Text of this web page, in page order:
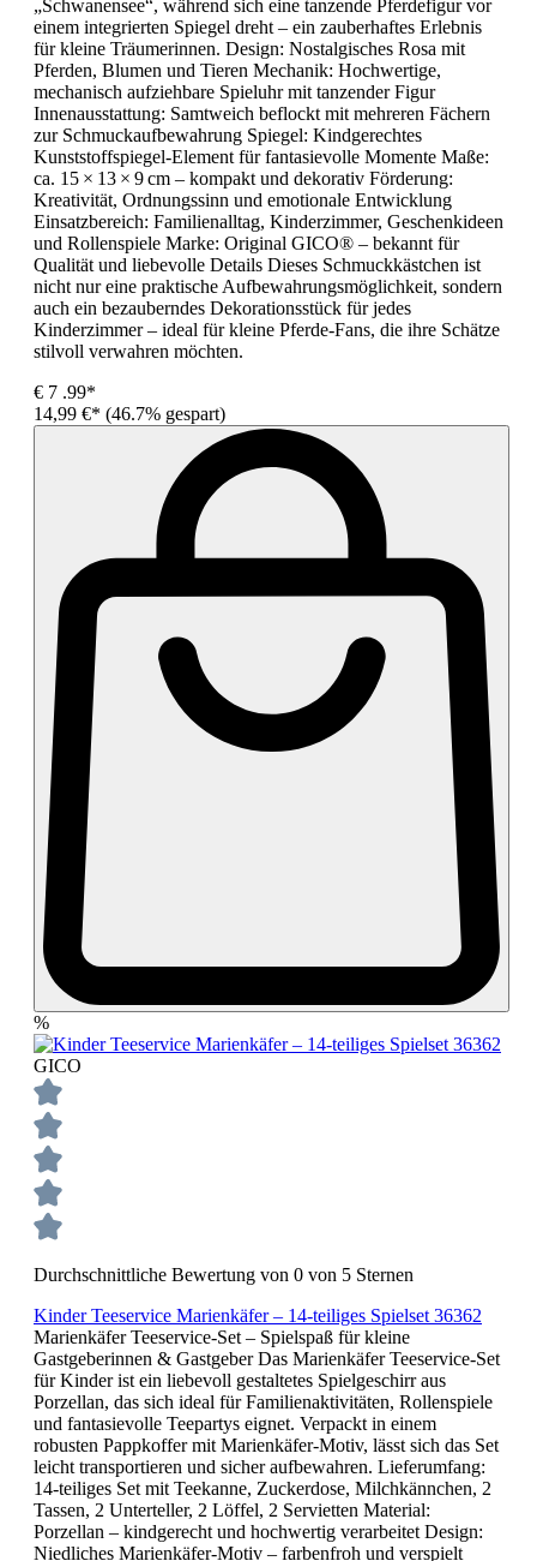
„Schwanensee“, während sich eine tanzende Pferdefigur vor
einem integrierten Spiegel dreht – ein zauberhaftes Erlebnis
für kleine Träumerinnen. Design: Nostalgisches Rosa mit
Pferden, Blumen und Tieren Mechanik: Hochwertige,
mechanisch aufziehbare Spieluhr mit tanzender Figur
Innenausstattung: Samtweich beflockt mit mehreren Fächern
zur Schmuckaufbewahrung Spiegel: Kindgerechtes
Kunststoffspiegel-Element für fantasievolle Momente Maße:
ca. 15 × 13 × 9 cm – kompakt und dekorativ Förderung:
Kreativität, Ordnungssinn und emotionale Entwicklung
Einsatzbereich: Familienalltag, Kinderzimmer, Geschenkideen
und Rollenspiele Marke: Original GICO® – bekannt für
Qualität und liebevolle Details Dieses Schmuckkästchen ist
nicht nur eine praktische Aufbewahrungsmöglichkeit, sondern
auch ein bezauberndes Dekorationsstück für jedes
Kinderzimmer – ideal für kleine Pferde-Fans, die ihre Schätze
stilvoll verwahren möchten.
€ 7 .99*
14,99 €* (46.7% gespart)
%
GICO
Durchschnittliche Bewertung von 0 von 5 Sternen
Kinder Teeservice Marienkäfer – 14-teiliges Spielset 36362
Marienkäfer Teeservice-Set – Spielspaß für kleine
Gastgeberinnen & Gastgeber Das Marienkäfer Teeservice-Set
für Kinder ist ein liebevoll gestaltetes Spielgeschirr aus
Porzellan, das sich ideal für Familienaktivitäten, Rollenspiele
und fantasievolle Teepartys eignet. Verpackt in einem
robusten Pappkoffer mit Marienkäfer-Motiv, lässt sich das Set
leicht transportieren und sicher aufbewahren. Lieferumfang:
14-teiliges Set mit Teekanne, Zuckerdose, Milchkännchen, 2
Tassen, 2 Unterteller, 2 Löffel, 2 Servietten Material:
Porzellan – kindgerecht und hochwertig verarbeitet Design:
Niedliches Marienkäfer-Motiv – farbenfroh und verspielt